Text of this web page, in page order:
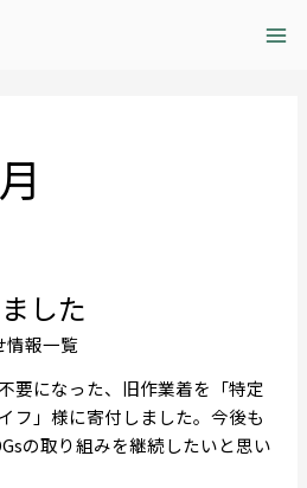
した
情報一覧
要になった、旧作業着を「特定
フ」様に寄付しました。今後も
の取り組みを継続したいと思い